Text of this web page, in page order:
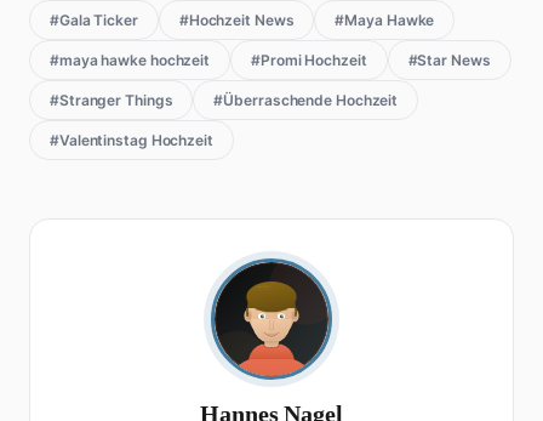
#Gala Ticker #Hochzeit News #Maya Hawke
#maya hawke hochzeit #Promi Hochzeit #Star News
#Stranger Things #Überraschende Hochzeit
#Valentinstag Hochzeit
Hannes Nagel